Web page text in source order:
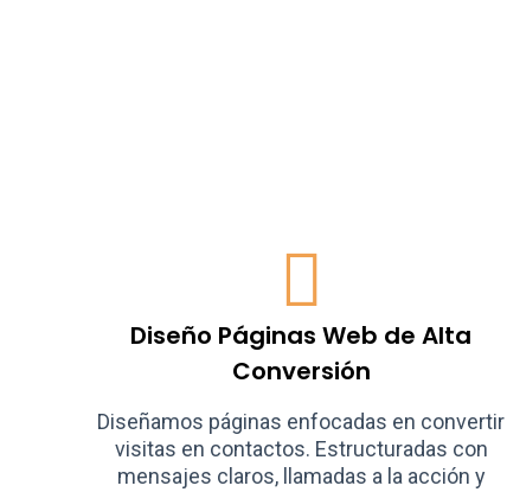
Diseño Páginas Web de Alta
Conversión
Diseñamos páginas enfocadas en convertir
visitas en contactos. Estructuradas con
mensajes claros, llamadas a la acción y